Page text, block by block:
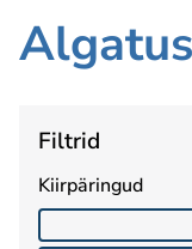
Filtrid
Kiirpäringud